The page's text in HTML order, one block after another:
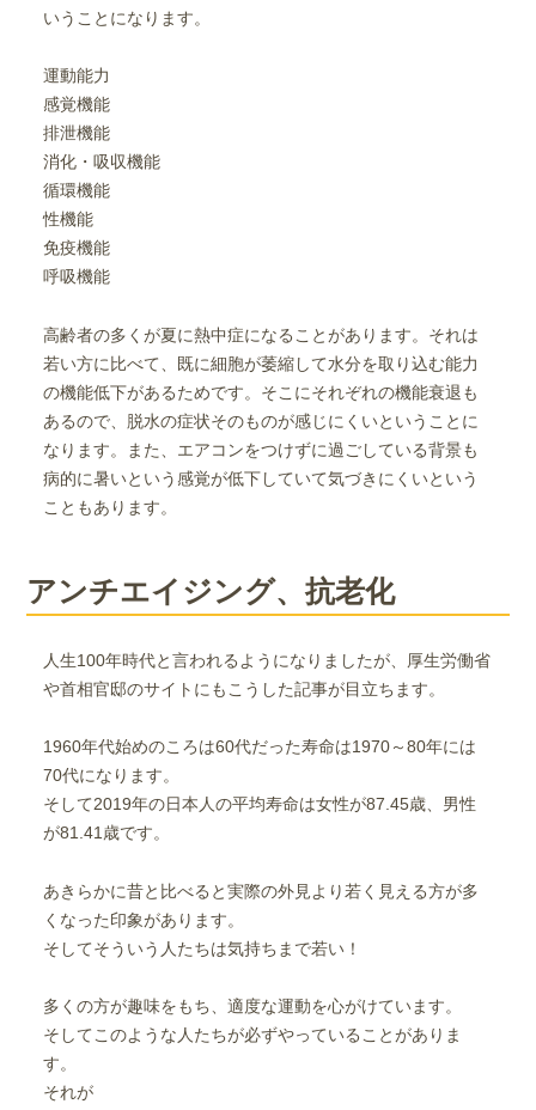
いうことになります。
運動能力
感覚機能
排泄機能
消化・吸収機能
循環機能
性機能
免疫機能
呼吸機能
高齢者の多くが夏に熱中症になることがあります。それは
若い方に比べて、既に細胞が萎縮して水分を取り込む能力
の機能低下があるためです。そこにそれぞれの機能衰退も
あるので、脱水の症状そのものが感じにくいということに
なります。また、エアコンをつけずに過ごしている背景も
病的に暑いという感覚が低下していて気づきにくいという
こともあります。
アンチエイジング、抗老化
人生100年時代と言われるようになりましたが、厚生労働省
や首相官邸のサイトにもこうした記事が目立ちます。
1960年代始めのころは60代だった寿命は1970～80年には
70代になります。
そして2019年の日本人の平均寿命は女性が87.45歳、男性
が81.41歳です。
あきらかに昔と比べると実際の外見より若く見える方が多
くなった印象があります。
そしてそういう人たちは気持ちまで若い！
多くの方が趣味をもち、適度な運動を心がけています。
そしてこのような人たちが必ずやっていることがありま
す。
それが